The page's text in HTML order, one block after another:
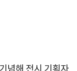
념해 전시 기획자